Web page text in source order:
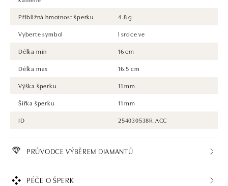
Přibližná hmotnost šperku
4.8 g
Vyberte symbol
l srdce ve
Délka min
16 cm
Délka max
16.5 cm
Výška šperku
11 mm
Šířka šperku
11 mm
ID
254030538R.ACC
PRŮVODCE VÝBĚREM DIAMANTŮ
PÉČE O ŠPERK